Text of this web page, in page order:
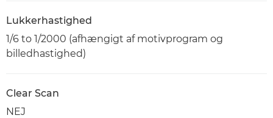
Lukkerhastighed
1/6 to 1/2000 (afhængigt af motivprogram og
billedhastighed)
Clear Scan
NEJ